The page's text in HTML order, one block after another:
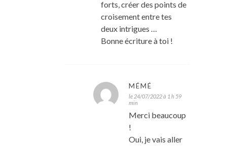
forts, créer des points de
croisement entre tes
deux intrigues …
Bonne écriture à toi !
MÉMÉ
le 24/07/2022 à 1 h 59
min
Merci beaucoup
!
Oui, je vais aller